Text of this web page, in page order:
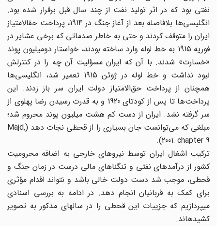
نفتی بود که در اثر تولید نفت از چند سال قبل برقرار شده بود.
انگلیسی‌ها بلافاصله بعد از آغاز جنگ در 1914، ‌‌پرداخت حقالامتیاز
ایران را متوقف کردند و حتی به خاطر صدماتی که برخی عشایر در
فوریه 1915 به خط لوله وارد ساخته بودند، خواستار دومیلیون پوند
«خسارت» شدند. با آن که ایران مسؤلیت آن چه را در کنترلش
نبود نداشت و خط لوله در ژوئن 1915 تعمیر شد، انگلیسی‌ها
‌‌همچنان از پرداخت حق‌الامتیاز دولت ایران سر باز زدند. این
پرداخت‌ها ‌‌تا پس از کودتای 1920 و به قدرت رسیدن رضا پهلوی از
سر گرفته نشد. ایران از دست کم هشت میلیون پوند محروم شد؛
مبلغی که می‌‌توانست جان بسیاری را از قحطی نجات دهد (Majd,
2001: chapter 9).
ترکیب اشغال ایران توسط نیروهای خارجی به اضافه محرومیت
کشور از درآمدهای نفتی و تنگناهای مالی درست در زمان جنگ و
قحطی، موجب شد دست دولت خالی باشد و نتواند اقدام مؤثری
برای کمک به قربانیان انجام دهد. در ادامه به بررسی اسنادی
میپردازیم که جزییات این قحطی را در سالهای مذکور به تصویر
کشیدهاند.